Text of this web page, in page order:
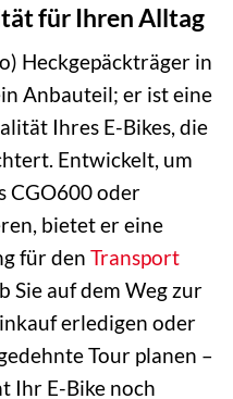
für Ihren Alltag
Heckgepäckträger in
Anbauteil; er ist eine
Ihres E-Bikes, die
Entwickelt, um
CGO600 oder
bietet er eine
für den Transport
Sie auf dem Weg zur
erledigen oder
Tour planen –
Ihr E-Bike noch